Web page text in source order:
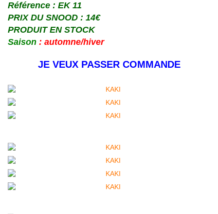
Référence : EK 11
PRIX DU SNOOD : 14€
PRODUIT EN STOCK
Saison : automne/hiver
JE VEUX PASSER COMMANDE